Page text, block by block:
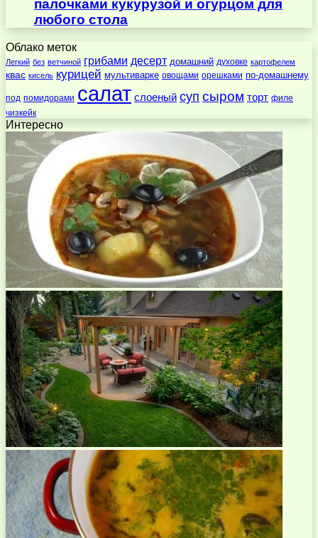
палочками кукурузой и огурцом для
любого стола
Облако меток
Легкий без ветчиной грибами десерт домашний духовке картофелем
квас кисель курицей мультиварке овощами орешками по-домашнему
под помидорами салат слоеный суп сыром торт филе
чизкейк
Интересно